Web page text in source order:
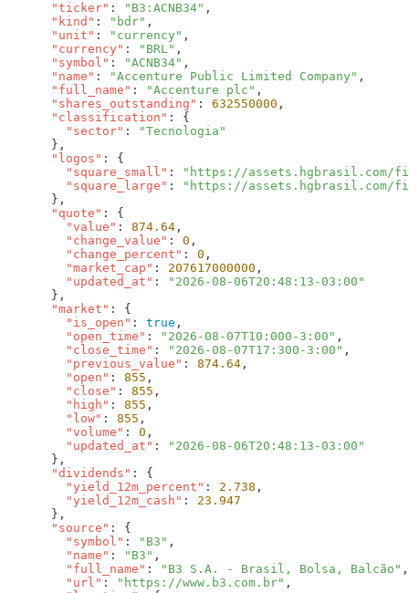
      "ticker"
: "B3:ACNB34"
      "kind"
: "bdr"
      "unit"
: "currency"
      "currency"
: "BRL"
      "symbol"
: "ACNB34"
      "name"
: "Accenture Public Limited Company"
      "full_name"
: "Accenture plc"
      "shares_outstanding"
: 632550000
      "classification"
        "sector"
:
      "logos"
        "square_small"
:
"https://assets.hgbrasil.com/
        "square_large"
:
      "quote"
        "value"
: 874.64
        "change_value"
: 0
        "change_percent"
: 0
        "market_cap"
: 207617000000
        "updated_at"
:
      "market"
        "is_open"
: true
        "open_time"
: "2026-08-07T10:000-3:00"
        "close_time"
: "2026-08-07T17:300-3:00"
        "previous_value"
: 874.64
        "open"
: 855
        "close"
: 855
        "high"
: 855
        "low"
: 855
        "volume"
: 0
        "updated_at"
:
      "dividends"
        "yield_12m_percent"
: 2.738
        "yield_12m_cash"
:
      "source"
        "symbol"
: "B3"
        "name"
: "B3"
        "full_name"
:
"B3 S.A. - Brasil, Bolsa, Balcão"
        "url"
: "https://www.b3.com.br"